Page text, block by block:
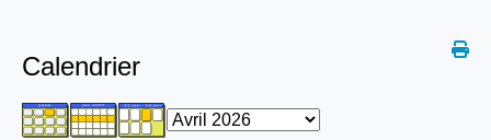
Calendrier